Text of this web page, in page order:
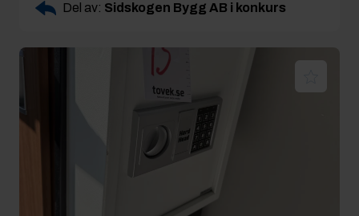
Del av: Sidskogen Bygg AB i konkurs